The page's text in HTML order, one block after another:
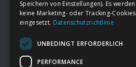
FooterDeine Spende
→ Impressum
Speichern von Einstellungen). Es werden
keine Marketing- oder Tracking-Cookies
eingesetzt. Datenschutzrichtlinie
UNBEDINGT ERFORDERLICH
PERFORMANCE